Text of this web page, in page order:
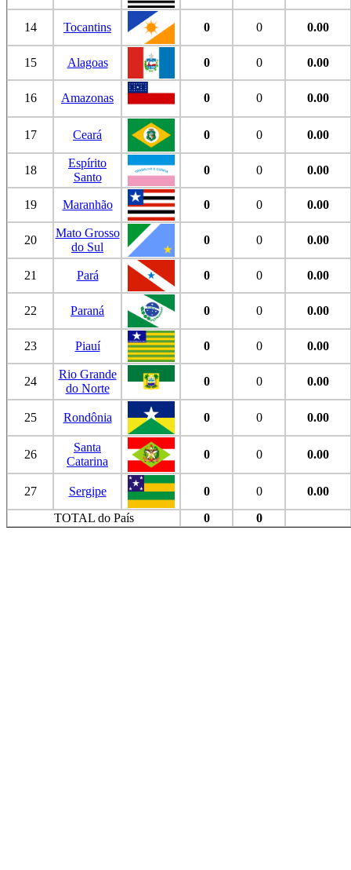
14 Tocantins 0 0 0.00
15 Alagoas 0 0 0.00
16 Amazonas 0 0 0.00
17 Ceará 0 0 0.00
18
Espírito
Santo
0 0 0.00
19 Maranhão 0 0 0.00
20
Mato Grosso
do Sul
0 0 0.00
21 Pará 0 0 0.00
22 Paraná 0 0 0.00
23 Piauí 0 0 0.00
24
Rio Grande
do Norte
0 0 0.00
25 Rondônia 0 0 0.00
26
Santa
Catarina
0 0 0.00
27 Sergipe 0 0
0.00
TOTAL do País
0 0